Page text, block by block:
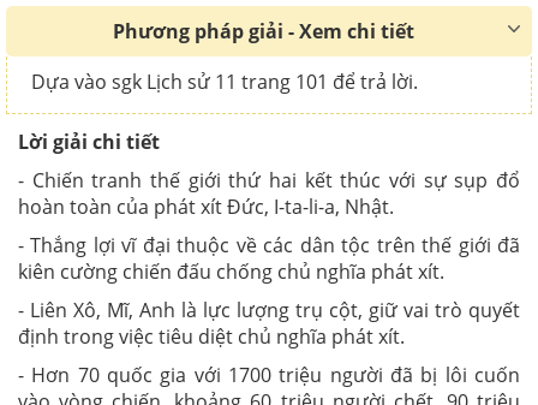
Phương pháp giải - Xem chi tiết
Dựa vào sgk Lịch sử 11 trang 101 để trả lời.
Lời giải chi tiết
- Chiến tranh thế giới thứ hai kết thúc với sự sụp đổ
hoàn toàn của phát xít Đức, I-ta-li-a, Nhật.
- Thắng lợi vĩ đại thuộc về các dân tộc trên thế giới đã
kiên cường chiến đấu chống chủ nghĩa phát xít.
- Liên Xô, Mĩ, Anh là lực lượng trụ cột, giữ vai trò quyết
định trong việc tiêu diệt chủ nghĩa phát xít.
- Hơn 70 quốc gia với 1700 triệu người đã bị lôi cuốn